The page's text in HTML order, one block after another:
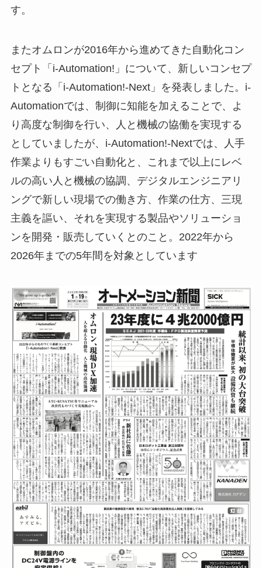
す。
またオムロンが2016年から進めてきた自動化コン
セプト「i-Automation!」について、新しいコンセプ
トとなる 「i-Automation!-Next」を発表しました。i-
Automationでは、制御に知能を加えることで、よ
り高度な制御を行い、人と機械の協働を実現する
としていましたが、 i-Automation!-Nextでは、人手
作業よりもすごい自動化と、これまで以上にレベ
ルの高い人と機械の協調、デジタルエンジニアリ
ングで新しい現場での働き方、作業の仕方、三現
主義を謳い、それを実現する製品やソリューショ
ンを開発・販売していくとのこと。2022年から
2026年までの5年間を対象としています